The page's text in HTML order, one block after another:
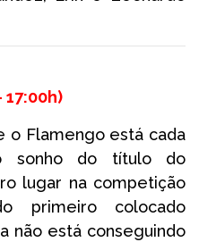
17:00h)
o Flamengo está cada
sonho do título do
lugar na competição
colocado
não está conseguindo